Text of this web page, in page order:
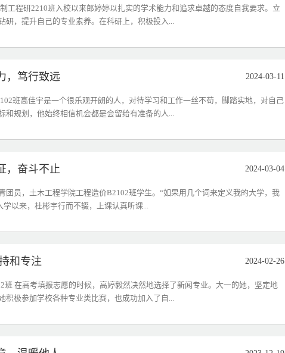
工程研2210班入校以来郎婷婷以扎实的学术能力和追求卓越的态度自我要求。立
研，提升自己的专业素养。在科研上，积极投入...
，笃行致远 2024-03-11
班高佳宇是一个很乐观开朗的人，对待学习和工作一丝不苟，脚踏实地，对自己
和规划，他始终相信机会都是会留给有准备的人...
，奋斗不止 2024-03-04
团员，土木工程学院工程造价B2102班学生。“如果用几个词来定义我的大学，我
学以来，杜彬宇行而不辍，上课认真听课...
和专注 2024-02-26
班 在高考填报志愿的时候，高婷毅然决然地选择了新闻专业。大一的她，坚定地
积极参加学校各种专业类比赛，也成功加入了自...